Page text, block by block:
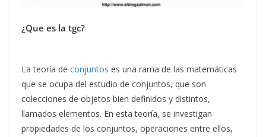
¿Que es la tgc?
La teoría de conjuntos es una rama de las matemáticas
que se ocupa del estudio de conjuntos, que son
colecciones de objetos bien definidos y distintos,
llamados elementos. En esta teoría, se investigan
propiedades de los conjuntos, operaciones entre ellos,